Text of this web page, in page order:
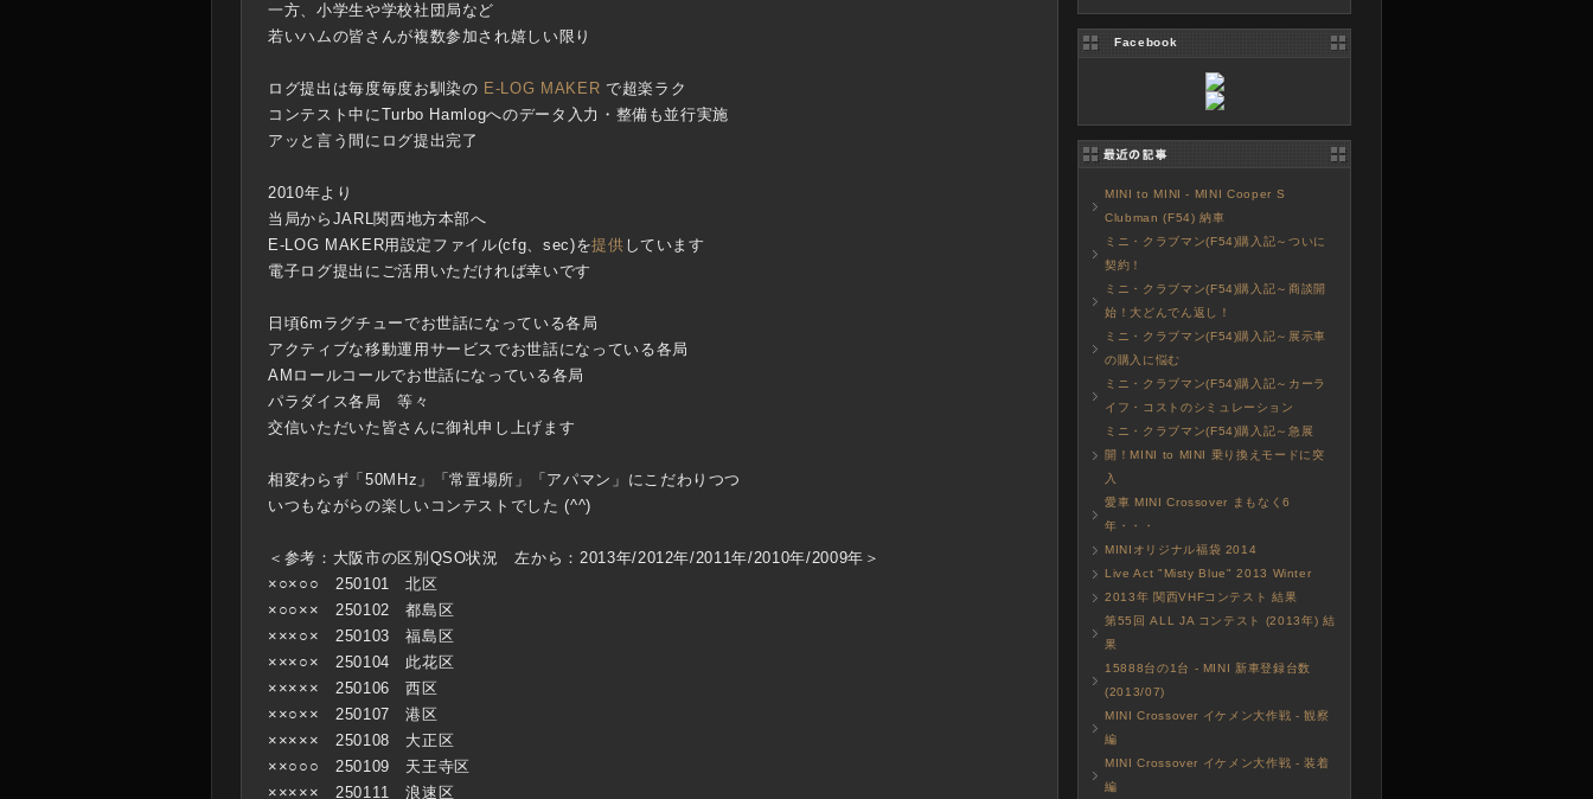
一方、小学生や学校社団局など
若いハムの皆さんが複数参加され嬉しい限り
ログ提出は毎度毎度お馴染の E-LOG MAKER で超楽ラク
コンテスト中にTurbo Hamlogへのデータ入力・整備も並行実施
アッと言う間にログ提出完了
2010年より
当局からJARL関西地方本部へ
E-LOG MAKER用設定ファイル(cfg、sec)を提供 しています
電子ログ提出にご活用いただければ幸いです
日頃6mラグチューでお世話になっている各局
アクティブな移動運用サービスでお世話になっている各局
AMロールコールでお世話になっている各局
パラダイス各局
等々
交信いただいた皆さんに御礼申し上げます
相変わらず「50MHz」「常置場所」「アパマン」にこだわりつつ
いつもながらの楽しいコンテストでした (^^)
＜参考：大阪市の区別QSO状況 左から：2013年/2012年/2011年/2010年/2009年＞
×○×○○ 250101 北区
×○○×× 250102 都島区
×××○× 250103 福島区
×××○× 250104 此花区
××××× 250106 西区
××○×× 250107 港区
××××× 250108 大正区
××○○○ 250109 天王寺区
××××× 250111 浪速区
Facebook
MINI to MINI - MINI Cooper S
Clubman (F54) 納車
ミニ・クラブマン(F54)購入記～ついに
契約！
ミニ・クラブマン(F54)購入記～商談開
始！大どんでん返し！
ミニ・クラブマン(F54)購入記～展示車
の購入に悩む
ミニ・クラブマン(F54)購入記～カーラ
イフ・コストのシミュレーション
ミニ・クラブマン(F54)購入記～急展
開！MINI to MINI 乗り換えモードに突
入
愛車 MINI Crossover まもなく6
年・・・
MINIオリジナル福袋 2014
Live Act "Misty Blue" 2013 Winter
2013年 関西VHFコンテスト 結果
第55回 ALL JA コンテスト (2013年) 結
果
15888台の1台 - MINI 新車登録台数
(2013/07)
MINI Crossover イケメン大作戦 - 観察
編
MINI Crossover イケメン大作戦 - 装着
編